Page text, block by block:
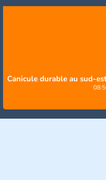
Canicule durable au sud-